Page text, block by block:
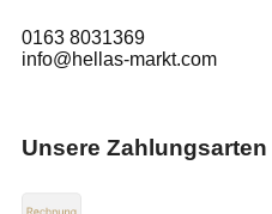
0163 8031369
info@hellas-markt.com
Unsere Zahlungsarten